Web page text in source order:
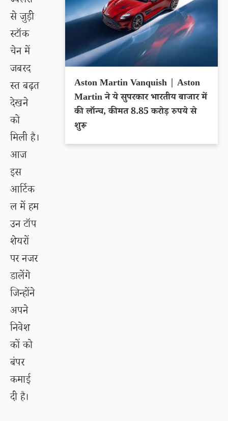
से जुड़ी
स्टॉक
चेन में
जबरद
स्त बढ़त
देखने
को
मिली है।
आज
इस
आर्टिक
ल में हम
उन टॉप
शेयरों
पर नजर
डालेंगे
जिन्होंने
अपने
निवेश
कों को
बंपर
कमाई
दी है।
Aston Martin Vanquish | Aston
Martin ने ये सुपरकार भारतीय बाजार में
की लॉन्च, कीमत 8.85 करोड़ रुपये से
शुरू